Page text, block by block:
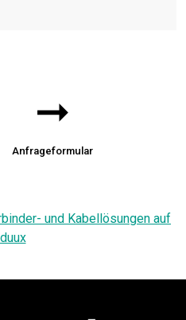
➞
Anfrageformular
und Kabellösungen auf